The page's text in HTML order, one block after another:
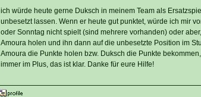
ich würde heute gerne Duksch in meinem Team als
unbesetzt lassen. Wenn er heute gut punktet, würde ich mir
oder Sonntag nicht spielt (sind mehrere vorhanden) oder
Amoura holen und ihn dann auf die unbesetzte Position im
Amoura die Punkte holen bzw. Duksch die Punkte
immer im Plus, das ist klar. Danke für eure Hilfe!